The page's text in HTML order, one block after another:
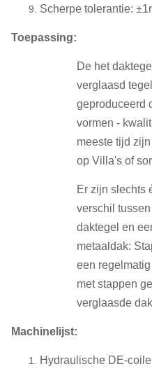
Scherpe tolerantie:
Toepassing:
De het
verglaasd
geproduceerd
vormen -
meeste tijd
op Villa's of
Er zijn slechts
verschil
daktegel en
metaaldak:
een
met stappen
verglaasde
Machinelijst:
Hydraulische DE-